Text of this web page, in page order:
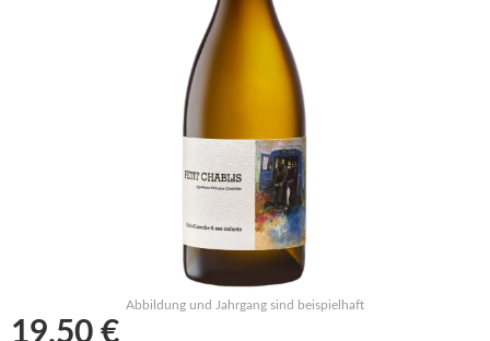
Abbildung und Jahrgang sind beispielhaft
19,50 €